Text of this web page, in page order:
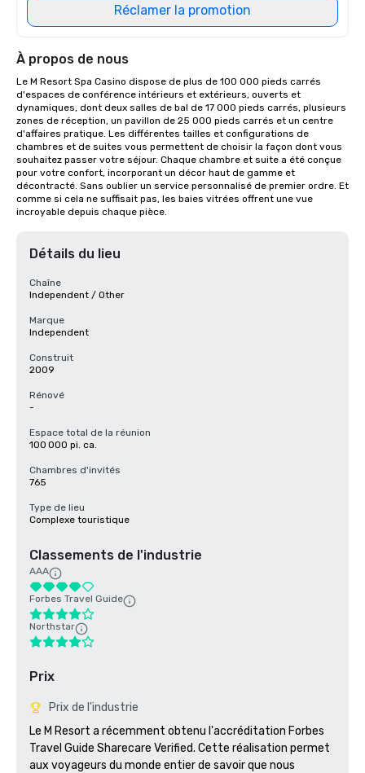
Réclamer la promotion
À propos de nous
Le M Resort Spa Casino dispose de plus de 100 000 pieds carrés
d'espaces de conférence intérieurs et extérieurs, ouverts et
dynamiques, dont deux salles de bal de 17 000 pieds carrés, plusieurs
zones de réception, un pavillon de 25 000 pieds carrés et un centre
d'affaires pratique. Les différentes tailles et configurations de
chambres et de suites vous permettent de choisir la façon dont vous
souhaitez passer votre séjour. Chaque chambre et suite a été conçue
pour votre confort, incorporant un décor haut de gamme et
décontracté. Sans oublier un service personnalisé de premier ordre. Et
comme si cela ne suffisait pas, les baies vitrées offrent une vue
incroyable depuis chaque pièce.
Détails du lieu
Chaîne
Independent / Other
Marque
Independent
Construit
2009
Rénové
-
Espace total de la réunion
100 000 pi. ca.
Chambres d'invités
765
Type de lieu
Complexe touristique
Classements de l'industrie
AAA
Forbes Travel Guide
Northstar
Prix
Prix de l'industrie
Le M Resort a récemment obtenu l'accréditation Forbes
Travel Guide Sharecare Verified. Cette réalisation permet
aux voyageurs du monde entier de savoir que nous